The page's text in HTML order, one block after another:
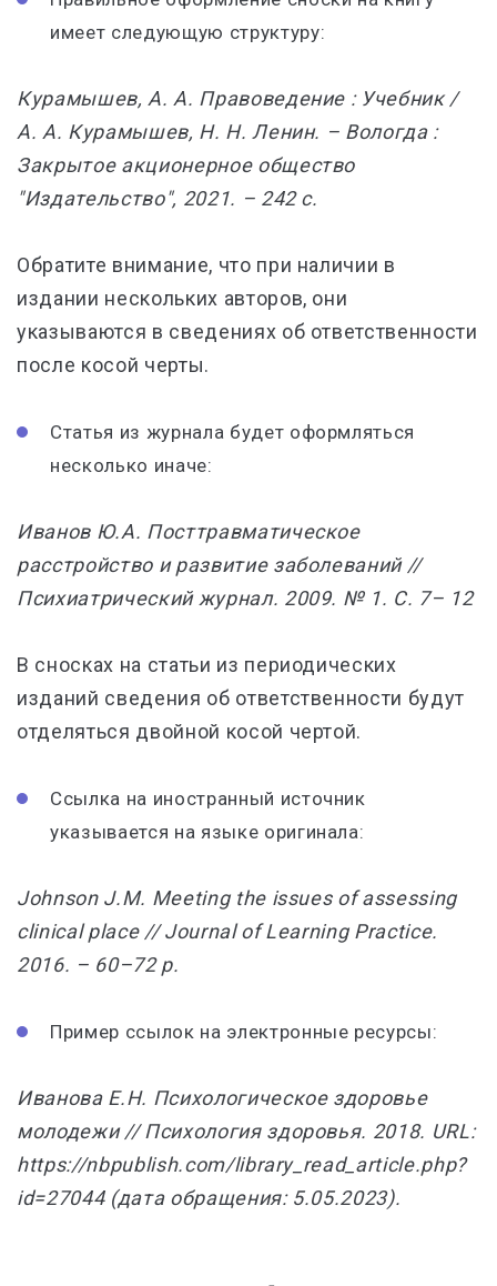
имеет следующую структуру:
Курамышев, А. А. Правоведение : Учебник /
А. А. Курамышев, Н. Н. Ленин. – Вологда :
Закрытое акционерное общество
"Издательство", 2021. – 242 с.
Обратите внимание, что при наличии в
издании нескольких авторов, они
указываются в сведениях об ответственности
после косой черты.
Статья из журнала будет оформляться
несколько иначе:
Иванов Ю.А. Посттравматическое
расстройство и развитие заболеваний //
Психиатрический журнал. 2009. № 1. С. 7– 12
В сносках на статьи из периодических
изданий сведения об ответственности будут
отделяться двойной косой чертой.
Ссылка на иностранный источник
указывается на языке оригинала:
Johnson J.M. Meeting the issues of assessing
clinical place // Journal of Learning Practice.
2016. – 60–72 р.
Пример ссылок на электронные ресурсы:
Иванова Е.Н. Психологическое здоровье
молодежи // Психология здоровья. 2018. URL:
https://nbpublish.com/library_read_article.php?
id=27044 (дата обращения: 5.05.2023).